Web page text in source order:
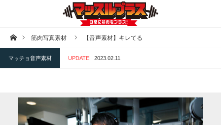
ホーム筋肉写真素材 【音声素材】キレてる
マッチョ音声素材 UPDATE 2023.02.11